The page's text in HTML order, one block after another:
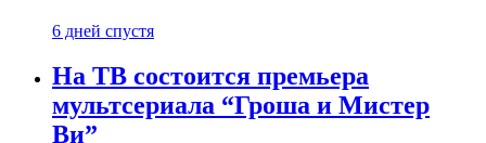
6 дней спустя
На ТВ состоится премьера
мультсериала “Гроша и Мистер
Ви”